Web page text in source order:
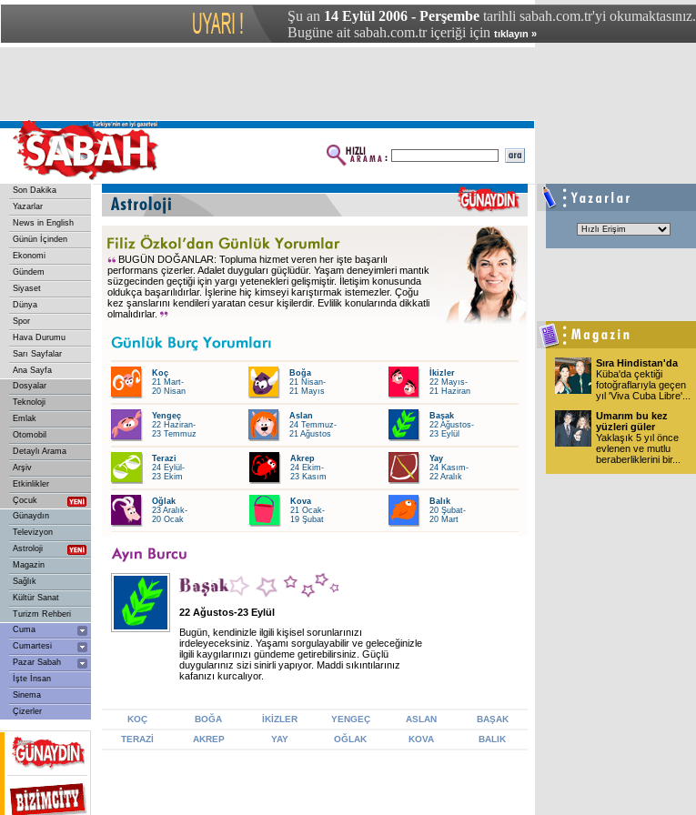
Şu an 14 Eylül 2006 - Perşembe tarihli sabah.com.tr'yi okumaktasınız.
Bugüne ait sabah.com.tr içeriği için tıklayın »
Son Dakika
Yazarlar
News in English
Günün İçinden
Ekonomi
Gündem
Siyaset
Dünya
Spor
Hava Durumu
Sarı Sayfalar
Ana Sayfa
Dosyalar
Teknoloji
Emlak
Otomobil
Detaylı Arama
Arşiv
Etkinlikler
Çocuk
Günaydın
Televizyon
Astroloji
Magazin
Sağlık
Kültür Sanat
Turizm Rehberi
Cuma
Cumartesi
Pazar Sabah
İşte İnsan
Sinema
Çizerler
BUGÜN DOĞANLAR: Topluma hizmet veren her işte başarılı
performans çizerler. Adalet duyguları güçlüdür. Yaşam deneyimleri mantık
süzgecinden geçtiği için yargı yetenekleri gelişmiştir. İletişim konusunda
oldukça başarılıdırlar. İşlerine hiç kimseyi karıştırmak istemezler. Çoğu
kez şanslarını kendileri yaratan cesur kişilerdir. Evlilik konularında dikkatli
olmalıdırlar.
Koç
21 Mart-
20 Nisan
Boğa
21 Nisan-
21 Mayıs
İkizler
22 Mayıs-
21 Haziran
Yengeç
22 Haziran-
23 Temmuz
Aslan
24 Temmuz-
21 Ağustos
Başak
22 Ağustos-
23 Eylül
Terazi
24 Eylül-
23 Ekim
Akrep
24 Ekim-
23 Kasım
Yay
24 Kasım-
22 Aralık
Oğlak
23 Aralık-
20 Ocak
Kova
21 Ocak-
19 Şubat
Balık
20 Şubat-
20 Mart
22 Ağustos-23 Eylül
Bugün, kendinizle ilgili kişisel sorunlarınızı
irdeleyeceksiniz. Yaşamı sorgulayabilir ve geleceğinizle
ilgili kaygılarınızı gündeme getirebilirsiniz. Güçlü
duygularınız sizi sinirli yapıyor. Maddi sıkıntılarınız
kafanızı kurcalıyor.
KOÇ BOĞA İKİZLER YENGEÇ ASLAN
BAŞAK
TERAZİ
AKREP YAY OĞLAK KOVA BALIK
Sıra Hindistan'da
Küba'da çektiği
fotoğraflarıyla geçen
yıl 'Viva Cuba Libre'
Umarım bu kez
yüzleri güler
Yaklaşık 5 yıl önce
evlenen ve mutlu
beraberliklerini bir...